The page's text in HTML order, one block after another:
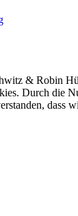
& Robin
Durch die
dass